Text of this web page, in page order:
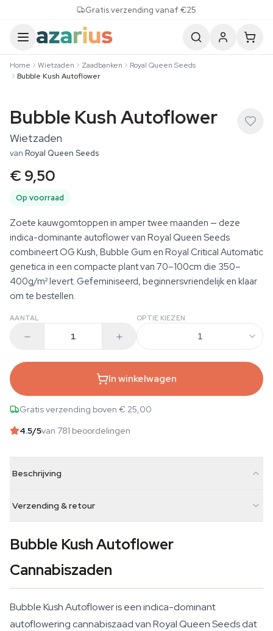
Gratis verzending vanaf €25
Home Wietzaden Zaadbanken
Royal Queen Seeds
Bubble Kush Autoflower
Bubble Kush Autoflower
Wietzaden
van Royal Queen Seeds
€ 9,50
Op voorraad
Zoete kauwgomtoppen in amper twee maanden — deze
indica-dominante autoflower van Royal Queen Seeds
combineert OG Kush, Bubble Gum en Royal Critical Automatic
genetica in een compacte plant van 70–100cm die 350–
400g/m² levert. Gefeminiseerd, beginnersvriendelijk en klaar
om te bestellen.
AANTAL OPTIE KIEZEN
1
In winkelwagen
Gratis verzending boven € 25,00
4.5/5van 781 beoordelingen
Beschrijving
Verzending & retour
Bubble Kush Autoflower
Cannabiszaden
Bubble Kush Autoflower is een indica-dominant
autoflowering cannabiszaad van Royal Queen Seeds dat